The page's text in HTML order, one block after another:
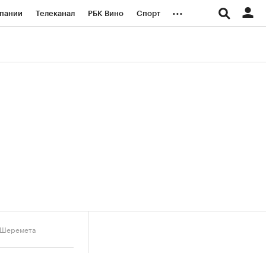
Телеканал РБК Вино Спорт ...
Шеремета